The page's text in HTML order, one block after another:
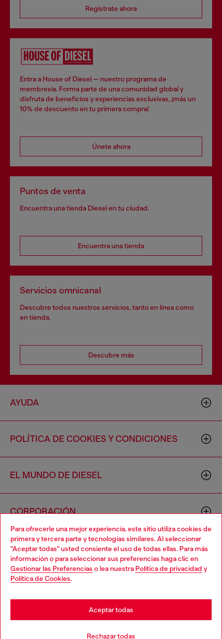
Para ofrecerle una mejor experiencia, este sitio utiliza cookies de
primera y tercera parte y tecnologías similares. Al seleccionar
"Aceptar todas" usted consiente el uso de todas ellas. Para más
información o para seleccionar sus preferencias haga clic en
Gestionar las Preferencias o lea nuestra Política de privacidad y
Política de Cookies.
Rechazar todas
Aceptar todas
Regístrate ahora
Entra a House of Diesel — nuestro programa de
membresía. Forma parte de una comunidad global y
disfruta de beneficios y experiencias exclusivas, ¡más un
10% de descuento en tu primera compra!
Únete ahora
Puntos de venta
Encuentra una tienda Diesel en tu ciudad.
Encuentra una tienda
Servicios omnicanal
Descubre todos nuestros servicios, tanto en línea como
en tienda.
Descubre más
AYUDA
POLÍTICA DE COOKIES Y CONDICIONES
EL MUNDO DE DIESEL
CORPORACIÓN
Copyright © 2026 Diesel SpA - Todos los derechos reservados -
No vendas ni compartas mi información personal